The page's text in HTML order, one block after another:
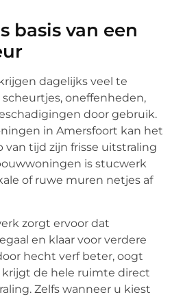
basis van een
dagelijks veel te
oneffenheden,
door gebruik.
in Amersfoort kan het
van tijd zijn frisse uitstraling
is stucwerk
of ruwe muren netjes af
zorgt ervoor dat
en klaar voor verdere
hecht verf beter, oogt
de hele ruimte direct
Zelfs wanneer u kiest